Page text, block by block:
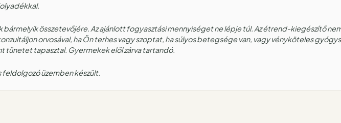
bármelyik összetevőjére. Az ajánlott fogyasztási mennyiséget ne lépje túl. Az étrend-kiegészítő
orvosával, ha Ön terhes vagy szoptat, ha súlyos betegsége van, vagy vényköteles
tünetet tapasztal. Gyermekek elől zárva tartandó.
üzemben készült.